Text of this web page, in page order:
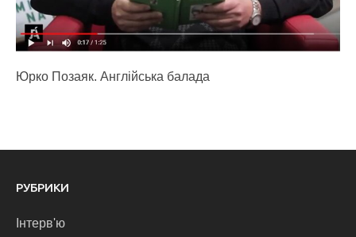
Юрко Позаяк. Англійська балада
РУБРИКИ
Інтерв'ю